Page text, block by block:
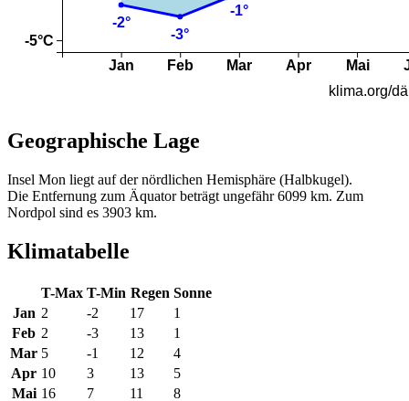
Geographische Lage
Insel Mon liegt auf der nördlichen Hemisphäre (Halbkugel).
Die Entfernung zum Äquator beträgt ungefähr 6099 km. Zum
Nordpol sind es 3903 km.
Klimatabelle
T-Max T-Min Regen Sonne
Jan 2 -2 17
1
Feb 2 -3 13
1
Mar 5 -1 12
4
Apr 10 3 13
5
Mai 16 7 11 8